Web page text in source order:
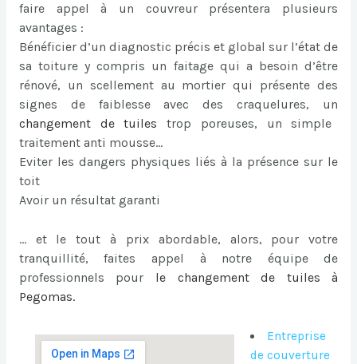
faire appel à un couvreur présentera plusieurs
avantages :
Bénéficier d’un diagnostic précis et global sur l’état de
sa toiture y compris un faitage qui a besoin d’être
rénové, un scellement au mortier qui présente des
signes de faiblesse avec des craquelures, un
changement de tuiles trop poreuses, un simple
traitement anti mousse…
Eviter les dangers physiques liés à la présence sur le
toit
Avoir un résultat garanti
… et le tout à prix abordable, alors, pour votre
tranquillité, faites appel à notre équipe de
professionnels pour le changement de tuiles à
Pegomas.
Entreprise
de couverture